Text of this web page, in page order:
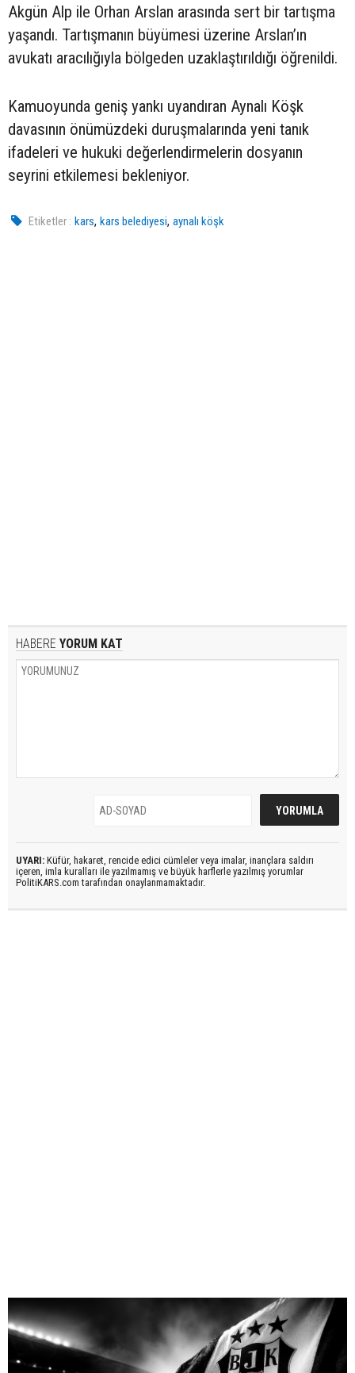
Akgün Alp ile Orhan Arslan arasında sert bir tartışma
yaşandı. Tartışmanın büyümesi üzerine Arslan’ın
avukatı aracılığıyla bölgeden uzaklaştırıldığı öğrenildi.
Kamuoyunda geniş yankı uyandıran Aynalı Köşk
davasının önümüzdeki duruşmalarında yeni tanık
ifadeleri ve hukuki değerlendirmelerin dosyanın
seyrini etkilemesi bekleniyor.
Etiketler : kars,kars belediyesi,aynalı köşk
HABERE YORUM KAT
UYARI: Küfür, hakaret, rencide edici cümleler veya imalar, inançlara saldırı
içeren, imla kuralları ile yazılmamış ve büyük harflerle yazılmış yorumlar
PolitiKARS.com tarafından onaylanmamaktadır.